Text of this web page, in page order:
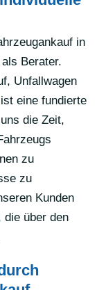
in
Berater.
Unfallwagen
eine fundierte
die Zeit,
zu
zu
Kunden
die über den